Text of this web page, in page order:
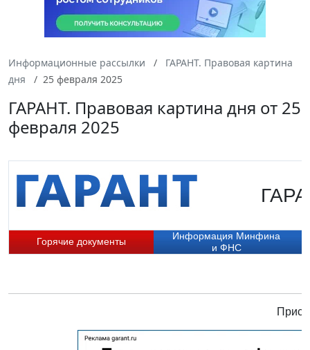
Информационные рассылки
ГАРАНТ. Правовая картина
дня
25 февраля 2025
ГАРАНТ. Правовая картина дня от 25
февраля 2025
Горячие документы
Информация Минфина
и ФНС